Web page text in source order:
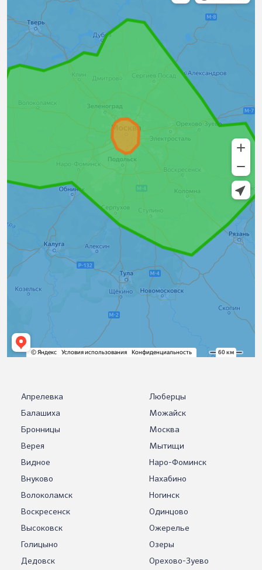
Апрелевка
Балашиха
Бронницы
Верея
Видное
Внуково
Волоколамск
Воскресенск
Высоковск
Голицыно
Дедовск
Люберцы
Можайск
Москва
Мытищи
Наро-Фоминск
Нахабино
Ногинск
Одинцово
Ожерелье
Озеры
Орехово-Зуево